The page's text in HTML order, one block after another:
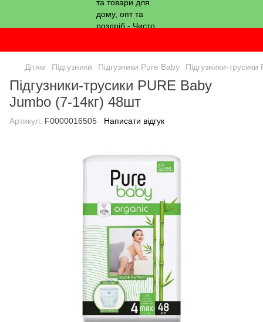
Дітям Підгузники Підгузники Pure Baby Підгузники-
Підгузники-трусики PURE Baby
Jumbo (7-14кг) 48шт
Артикул: F0000016505 Написати відгук